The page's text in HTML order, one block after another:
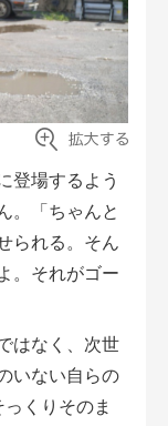
登場するよう
。「ちゃんと
られる。そん
。それがゴー
はなく、次世
いない自らの
くりそのま